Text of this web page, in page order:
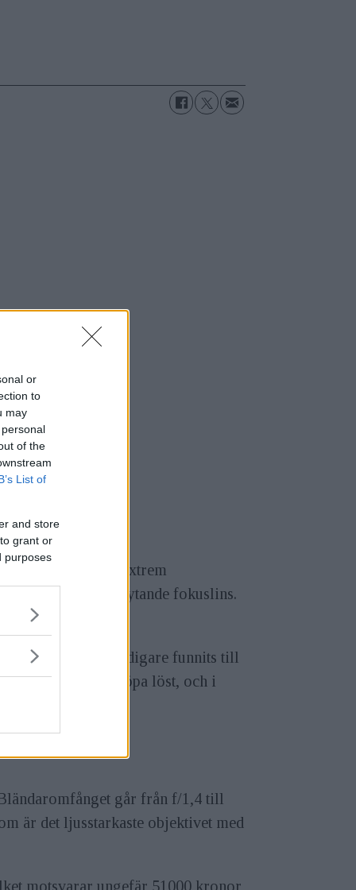
or
to
may
of the
List of
and store
grant or
purposes
35mm f/1,4, med extrem
grupper med en flytande fokuslins.
objektivet tidigare funnits till
går att köpa löst, och i
går från f/1,4 till
är det ljusstarkaste objektivet med
motsvarar ungefär 51000 kronor